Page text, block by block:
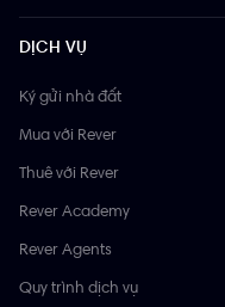
DỊCH VỤ
Ký gửi nhà đất
Mua với Rever
Thuê với Rever
Rever Academy
Rever Agents
Quy trình dịch vụ